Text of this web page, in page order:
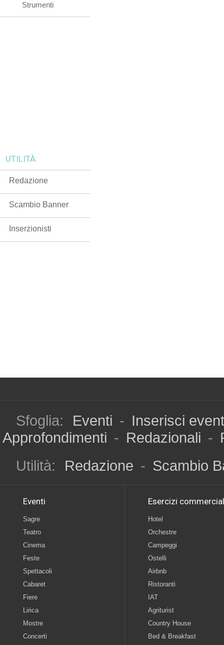
Strumenti
UTILITÀ:
Redazione
Scambio Banner
Inserzionisti
Sfoglia: Eventi - Inserisci
Approfondimenti - Redazionali -
Utilità:
Redazione - Scambio
Eventi
Sagre
Teatro
Cinema
Feste
Spettacoli
Cabaret
Fiere
Lirica
Mostre
Concerti
Esercizi
Hotel
Orchestre
Campeggi
Ostelli
Airbnb
Ristoranti
IAT
Agriturist
Country House
Bed & Breakfast